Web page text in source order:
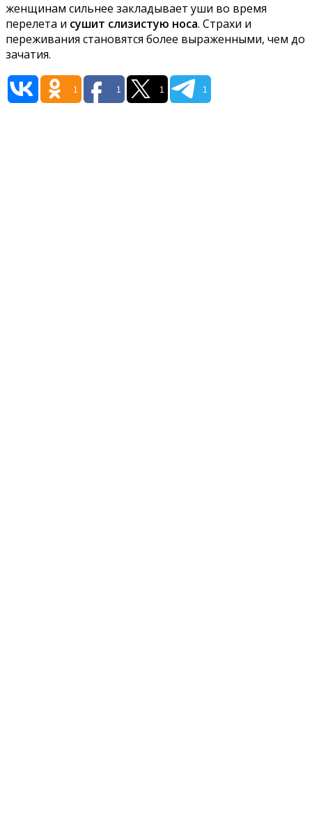
женщинам сильнее закладывает уши во время
перелета и сушит слизистую носа. Страхи и
переживания становятся более выраженными, чем до
зачатия.
1 1 1 1